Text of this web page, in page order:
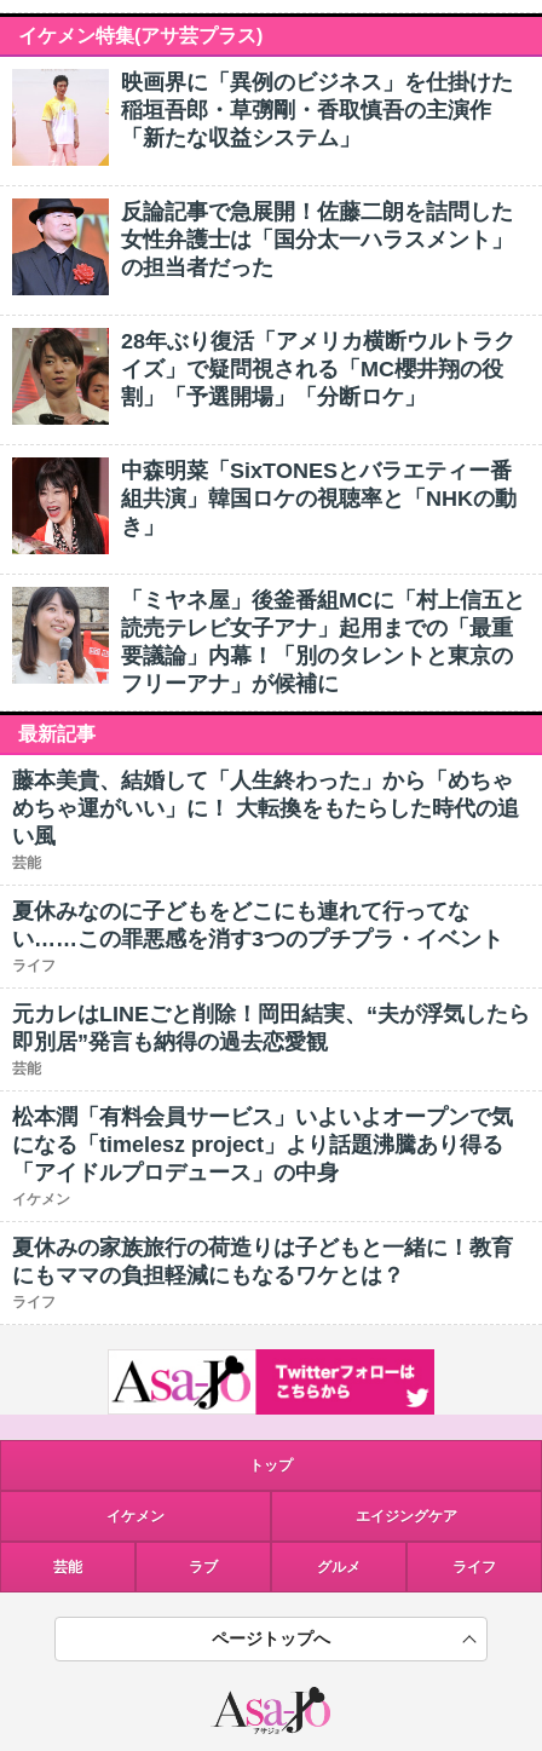
イケメン特集(アサ芸プラス)
映画界に「異例のビジネス」を仕掛けた
稲垣吾郎・草彅剛・香取慎吾の主演作
「新たな収益システム」
反論記事で急展開！佐藤二朗を詰問した
女性弁護士は「国分太一ハラスメント」
の担当者だった
28年ぶり復活「アメリカ横断ウルトラク
イズ」で疑問視される「MC櫻井翔の役
割」「予選開場」「分断ロケ」
中森明菜「SixTONESとバラエティー番
組共演」韓国ロケの視聴率と「NHKの動
き」
「ミヤネ屋」後釜番組MCに「村上信五と
読売テレビ女子アナ」起用までの「最重
要議論」内幕！「別のタレントと東京の
フリーアナ」が候補に
最新記事
藤本美貴、結婚して「人生終わった」から「めちゃ
めちゃ運がいい」に！ 大転換をもたらした時代の追
い風
芸能
夏休みなのに子どもをどこにも連れて行ってな
い……この罪悪感を消す3つのプチプラ・イベント
ライフ
元カレはLINEごと削除！岡田結実、“夫が浮気したら
即別居”発言も納得の過去恋愛観
芸能
松本潤「有料会員サービス」いよいよオープンで気
になる「timelesz project」より話題沸騰あり得る
「アイドルプロデュース」の中身
イケメン
夏休みの家族旅行の荷造りは子どもと一緒に！教育
にもママの負担軽減にもなるワケとは？
ライフ
トップ
イケメン エイジングケア
芸能 ラブ グルメ ライフ
ページトップへ